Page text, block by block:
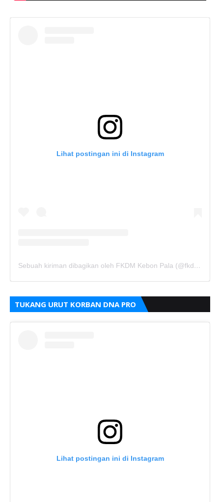
Lihat postingan ini di Instagram
Sebuah kiriman dibagikan oleh FKDM Kebon Pala (@fkdm_kebonpala)
TUKANG URUT KORBAN DNA PRO
Lihat postingan ini di Instagram